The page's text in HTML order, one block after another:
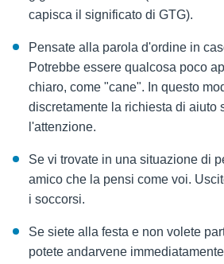
capisca il significato di GTG).
Pensate alla parola d'ordine in
Potrebbe essere qualcosa poco
chiaro, come "cane". In questo
discretamente la richiesta di aiuto
l'attenzione.
Se vi trovate in una situazione di
amico che la pensi come voi.
i soccorsi.
Se siete alla festa e non volete
potete andarvene